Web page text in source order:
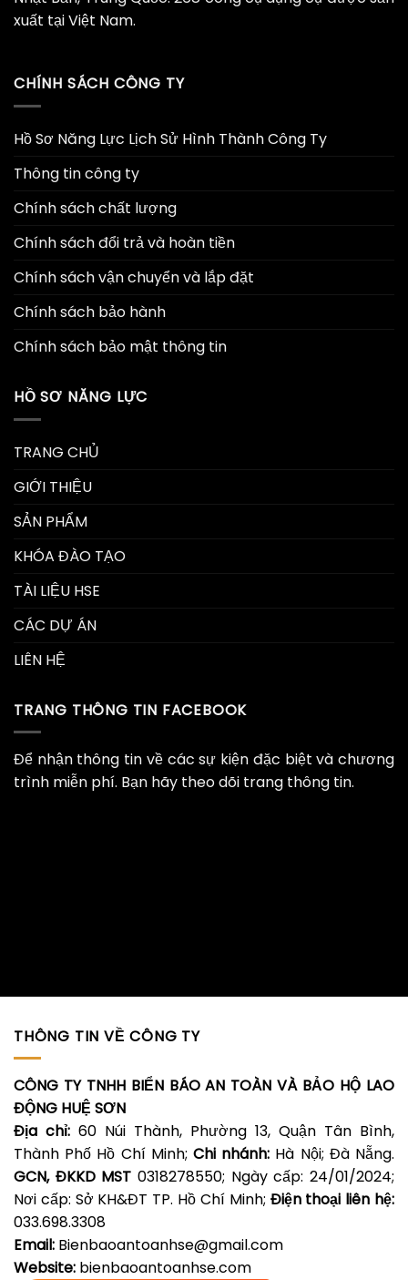
xuất tại Việt Nam.
CHÍNH SÁCH CÔNG TY
Hồ Sơ Năng Lực Lịch Sử Hình Thành Công Ty
Thông tin công ty
Chính sách chất lượng
Chính sách đổi trả và hoàn tiền
Chính sách vận chuyển và lắp đặt
Chính sách bảo hành
Chính sách bảo mật thông tin
HỒ SƠ NĂNG LỰC
TRANG CHỦ
GIỚI THIỆU
SẢN PHẨM
KHÓA ĐÀO TẠO
TÀI LIỆU HSE
CÁC DỰ ÁN
LIÊN HỆ
TRANG THÔNG TIN FACEBOOK
Để nhận thông tin về các sự kiện đặc biệt và chương
trình miễn phí. Bạn hãy theo dõi trang thông tin.
THÔNG TIN VỀ CÔNG TY
CÔNG TY TNHH BIỂN BÁO AN TOÀN VÀ BẢO HỘ LAO
ĐỘNG HUỆ SƠN
Địa chỉ: 60 Núi Thành, Phường 13, Quận Tân Bình,
Thành Phố Hồ Chí Minh; Chi nhánh: Hà Nội; Đà Nẵng.
GCN, ĐKKD MST 0318278550; Ngày cấp: 24/01/2024;
Nơi cấp: Sở KH&ĐT TP. Hồ Chí Minh; Điện thoại liên hệ:
033.698.3308
Email: Bienbaoantoanhse@gmail.com
Website: bienbaoantoanhse.com